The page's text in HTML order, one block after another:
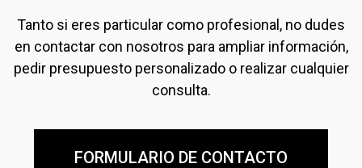
Tanto si eres particular como profesional, no dudes
en contactar con nosotros para ampliar información,
pedir presupuesto personalizado o realizar cualquier
consulta.
FORMULARIO DE CONTACTO